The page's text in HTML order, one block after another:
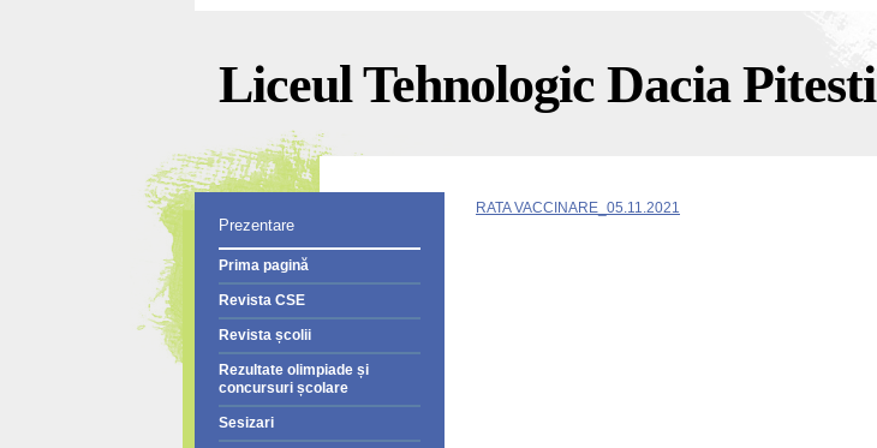
Liceul Tehnologic Dacia Pitesti
Prezentare
Prima pagină
Revista CSE
Revista școlii
Rezultate olimpiade și
concursuri școlare
Sesizari
RATA VACCINARE_05.11.2021